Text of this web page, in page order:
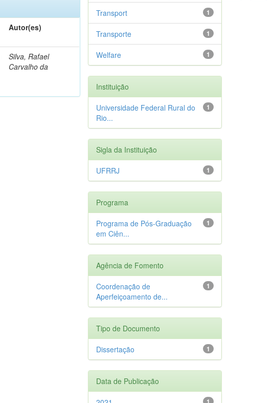
Autor(es)
Silva, Rafael
Carvalho da
1
Transport
1
Transporte
1
Welfare
Instituição
1
Universidade Federal Rural do
Rio...
Sigla da Instituição
1
UFRRJ
Programa
1
Programa de Pós-Graduação
em Ciên...
Agência de Fomento
1
Coordenação de
Aperfeiçoamento de...
Tipo de Documento
1
Dissertação
Data de Publicação